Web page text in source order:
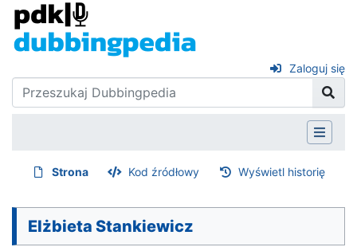
Zaloguj się
Strona Kod źródłowy Wyświetl historię
Elżbieta Stankiewicz